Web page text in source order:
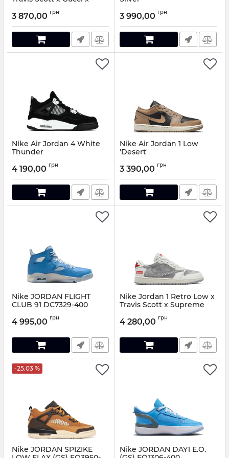
Артикул: 80499048
3 870,00 грн 3 990,00 грн
Nike Air Jordan 4 White
Thunder
4 190,00 грн
Nike Air Jordan 1 Low
'Desert'
3 390,00 грн
Nike JORDAN FLIGHT
CLUB 91 DC7329-400
4 995,00 грн
Nike Jordan 1 Retro Low x
Travis Scott х Supreme
4 280,00 грн
-25.03 %
Nike JORDAN SPIZIKE
Nike JORDAN DAY1 E.O.